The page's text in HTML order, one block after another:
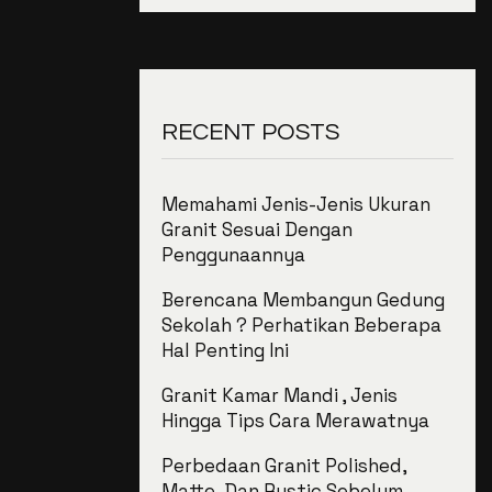
RECENT POSTS
Memahami Jenis-Jenis Ukuran
Granit Sesuai Dengan
Penggunaannya
Berencana Membangun Gedung
Sekolah ? Perhatikan Beberapa
Hal Penting Ini
Granit Kamar Mandi , Jenis
Hingga Tips Cara Merawatnya
Perbedaan Granit Polished,